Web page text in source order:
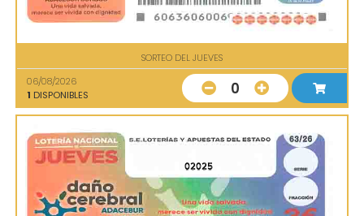
SORTEO DEL JUEVES
06/08/2026
1 DISPONIBLES 0
02025